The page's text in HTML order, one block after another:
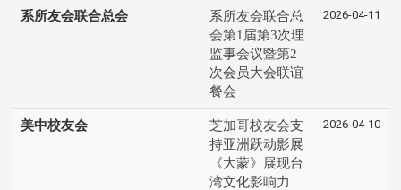
系所友会联合总会
系所友会联合总
会第1届第3次理
监事会议暨第2
次会员大会联谊
餐会
2026-04-11
美中校友会
芝加哥校友会支
持亚洲跃动影展
《大蒙》展现台
湾文化影响力
2026-04-10